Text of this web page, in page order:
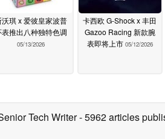
沃琪 x 爱彼皇家波普
表推出八种独特色调
05/13/2026
卡西欧 G-Shock x 丰田
Gazoo Racing 新款腕
表即将上市 05/12/2026
Tech Writer- 5962 articles